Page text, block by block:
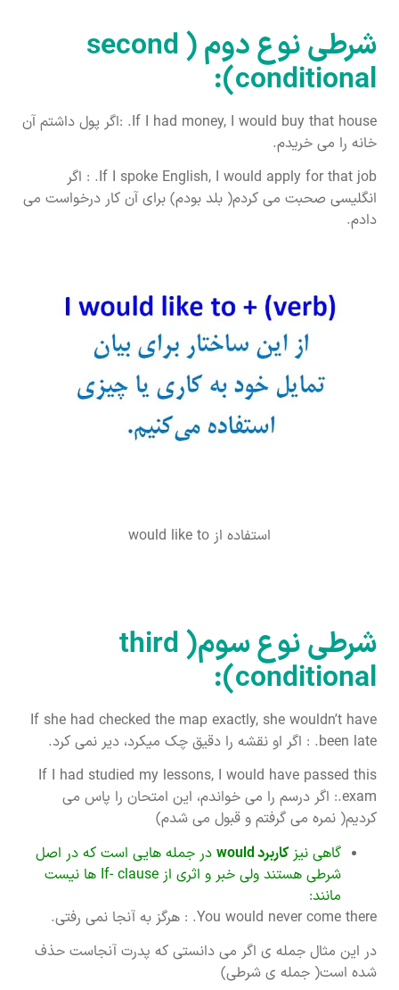
شرطی نوع دوم ( second
conditional):
If I had money, I would buy that house. :اگر پول داشتم آن
خانه را می خریدم.
If I spoke English, I would apply for that job. : اگر
انگلیسی صحبت می کردم( بلد بودم) برای آن کار درخواست می
دادم.
استفاده از would like to
شرطی نوع سوم( third
conditional):
If she had checked the map exactly, she wouldn’t have
been late. : اگر او نقشه را دقیق چک میکرد، دیر نمی کرد.
If I had studied my lessons, I would have passed this
exam.: اگر درسم را می خواندم، این امتحان را پاس می
کردیم( نمره می گرفتم و قبول می شدم)
گاهی نیزکاربردwould در جمله هایی است که در اصل
شرطی هستند ولی خبر و اثری از If- clause ها نیست
مانند:
You would never come there. : هرگز به آنجا نمی رفتی.
در این مثال جمله ی اگر می دانستی که پدرت آنجاست حذف
شده است( جمله ی شرطی)